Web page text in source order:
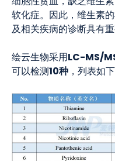
软化症。因此，维生素
及相关疾病的诊断具有重
绘云生物采用LC-MS/
可以检测10种 ，列表如下